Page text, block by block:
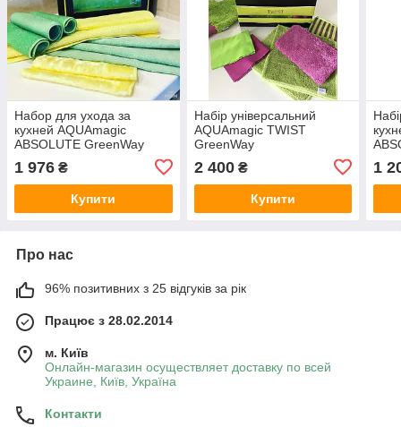
Набор для ухода за
кухней AQUAmagic
ABSOLUTE GreenWay
1 976 ₴
Купити
Набір універсальний
AQUAmagic TWIST
GreenWay
2 400₴
Купити
1
Про нас
96% позитивних з 25 відгуків за рік
Працює з 28.02.2014
м. Київ
Онлайн-магазин осуществляет доставку по всей
Украине, Київ, Україна
Контакти